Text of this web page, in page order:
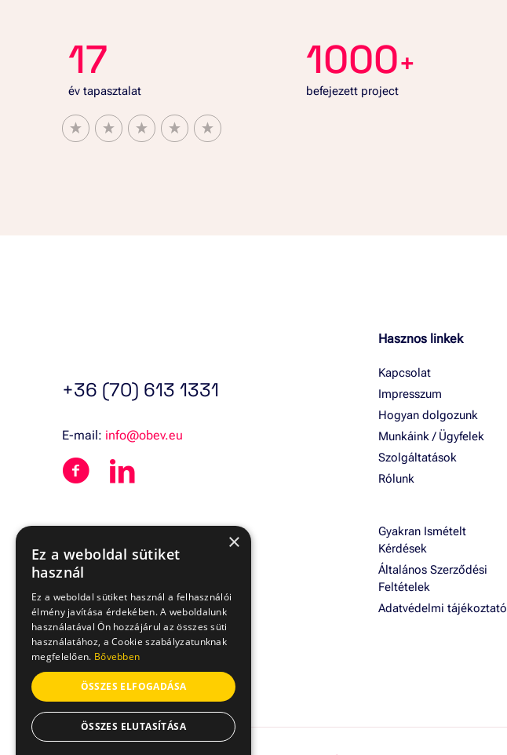
17
év tapasztalat
1000+
befejezett project
+36 (70) 613 1331
E-mail: info@obev.eu
Hasznos linkek
Kapcsolat
Impresszum
Hogyan dolgozunk
Munkáink / Ügyfelek
Szolgáltatások
Rólunk
Gyakran Ismételt
Kérdések
Általános Szerződési
Feltételek
Adatvédelmi tájékoztató
×
Ez a weboldal sütiket
használ
Ez a weboldal sütiket használ a felhasználói
élmény javítása érdekében. A weboldalunk
használatával Ön hozzájárul az összes süti
használatához, a Cookie szabályzatunknak
megfelelően. Bővebben
ÖSSZES ELFOGADÁSA
ÖSSZES ELUTASÍTÁSA